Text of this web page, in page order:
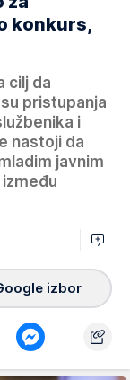
konkurs,
cilj da
pristupanja
i
nastoji da
javnim
izbor